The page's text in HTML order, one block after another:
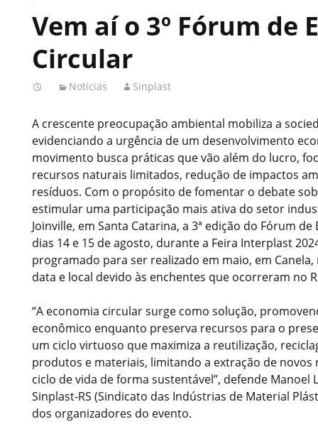
Vem aí o 3º Fórum de
Circular
Notícias Sinplast
A crescente preocupação ambiental mobiliza a
evidenciando a urgência de um desenvolvimento
movimento busca práticas que vão além do lucro,
recursos naturais limitados, redução de impactos
resíduos. Com o propósito de fomentar o debate
estimular uma participação mais ativa do setor
Joinville, em Santa Catarina, a 3ª edição do Fórum
dias 14 e 15 de agosto, durante a Feira Interplast
programado para ser realizado em maio, em
data e local devido às enchentes que ocorreram no
“A economia circular surge como solução,
econômico enquanto preserva recursos para o
um ciclo virtuoso que maximiza a reutilização,
produtos e materiais, limitando a extração de novos
ciclo de vida de forma sustentável”, defende Manoel
Sinplast-RS (Sindicato das Indústrias de Material
dos organizadores do evento.